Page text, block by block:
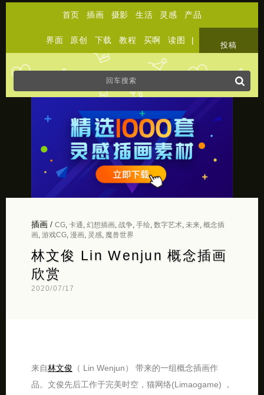
首页 插画 摄影 生活 灵感 产品
界面 原创 下载 教程 买啊 读图 |
投稿
插画/ CG, 卡通 幻想插画, 战争, 手绘, 数字艺术, 未来, 概念插
画, 游戏CG, 漫画, 灵感, 魔兽世界
林文俊 Lin Wenjun 概念插画
欣赏
2020/07/17
来自林文俊 （ Lin Wenjun） 带来的一组概念插画作
品。文俊先后工作于完美时空，猫网络(Limaogame) ，